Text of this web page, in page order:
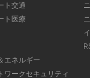
ト交通
ト医療
エネルギー
ワークセキュリティ